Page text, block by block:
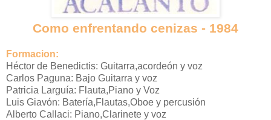
Como enfrentando cenizas - 1984
Formacion:
Héctor de Benedictis: Guitarra,acordeón y voz
Carlos Paguna: Bajo Guitarra y voz
Patricia Larguía: Flauta,Piano y Voz
Luis Giavón: Batería,Flautas,Oboe y percusión
Alberto Callaci: Piano,Clarinete y voz